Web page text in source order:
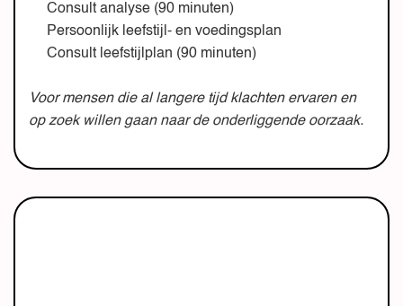
Consult analyse (90 minuten)
Persoonlijk leefstijl- en voedingsplan
Consult leefstijlplan (90 minuten)
Voor mensen die al langere tijd klachten ervaren en
op zoek willen gaan naar de onderliggende oorzaak.